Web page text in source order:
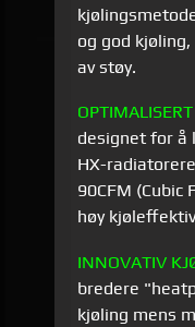
og god
av støy.
designet for å
HX-
90CFM (Cubic
høy
INNOVATIV
bredere
kjøling mens